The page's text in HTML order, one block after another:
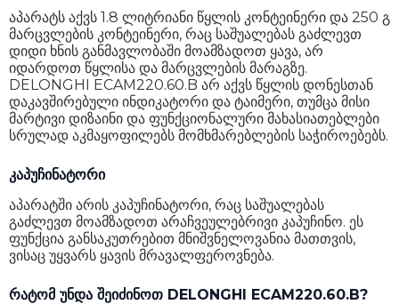
აპარატს აქვს 1.8 ლიტრიანი წყლის კონტეინერი და 250 გ
მარცვლების კონტეინერი, რაც საშუალებას გაძლევთ
დიდი ხნის განმავლობაში მოამზადოთ ყავა, არ
იდარდოთ წყლისა და მარცვლების მარაგზე.
DELONGHI ECAM220.60.B არ აქვს წყლის დონესთან
დაკავშირებული ინდიკატორი და ტაიმერი, თუმცა მისი
მარტივი დიზაინი და ფუნქციონალური მახასიათებლები
სრულად აკმაყოფილებს მომხმარებლების საჭიროებებს.
კაპუჩინატორი
აპარატში არის კაპუჩინატორი, რაც საშუალებას
გაძლევთ მოამზადოთ არაჩვეულებრივი კაპუჩინო. ეს
ფუნქცია განსაკუთრებით მნიშვნელოვანია მათთვის,
ვისაც უყვარს ყავის მრავალფეროვნება.
რატომ უნდა შეიძინოთ DELONGHI ECAM220.60.B?